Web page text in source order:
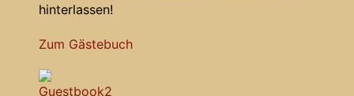
hinterlassen!
Zum Gästebuch